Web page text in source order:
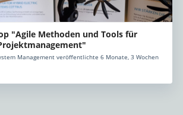
"Agile Methoden und Tools für
Management veröffentlichte 6 Monate, 3 Wochen